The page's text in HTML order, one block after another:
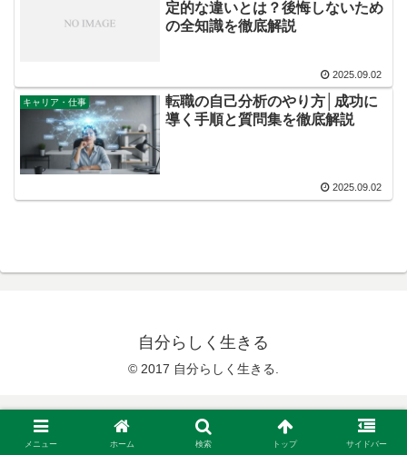
定的な違いとは？後悔しないため
の全知識を徹底解説
2025.09.02
キャリア・仕事
転職の自己分析のやり方│成功に
導く手順と質問集を徹底解説
2025.09.02
自分らしく生きる
© 2017 自分らしく生きる.
メニュー ホーム 検索 トップ サイドバー